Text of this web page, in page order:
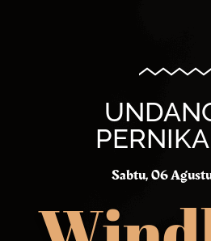
Sabtu, 06